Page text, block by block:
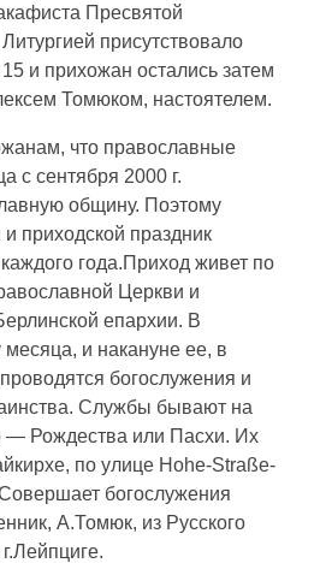
Пресвятой
присутствовало
и прихожан остались затем
Томюком, настоятелем.
что православные
с сентября 2000 г.
общину. Поэтому
приходской праздник
года.Приход живет по
Церкви и
епархии. В
и накануне ее, в
богослужения и
Службы бывают на
— Рождества или Пасхи. Их
по улице Hohe-Straße-
богослужения
А.Томюк, из Русского